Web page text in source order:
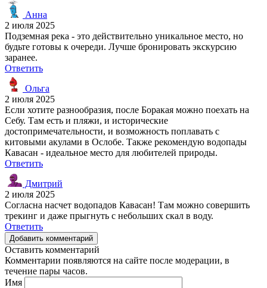
Анна
2 июля 2025
Подземная река - это действительно уникальное место, но
будьте готовы к очереди. Лучше бронировать экскурсию
заранее.
Ответить
Ольга
2 июля 2025
Если хотите разнообразия, после Боракая можно поехать на
Себу. Там есть и пляжи, и исторические
достопримечательности, и возможность поплавать с
китовыми акулами в Ослобе. Также рекомендую водопады
Кавасан - идеальное место для любителей природы.
Ответить
Дмитрий
2 июля 2025
Согласна насчет водопадов Кавасан! Там можно совершить
трекинг и даже прыгнуть с небольших скал в воду.
Ответить
Добавить комментарий
Оставить комментарий
Комментарии появляются на сайте после модерации, в
течение пары часов.
Имя